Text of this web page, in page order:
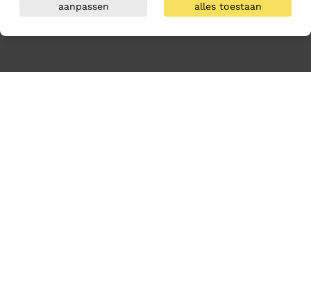
aanpassen alles toestaan